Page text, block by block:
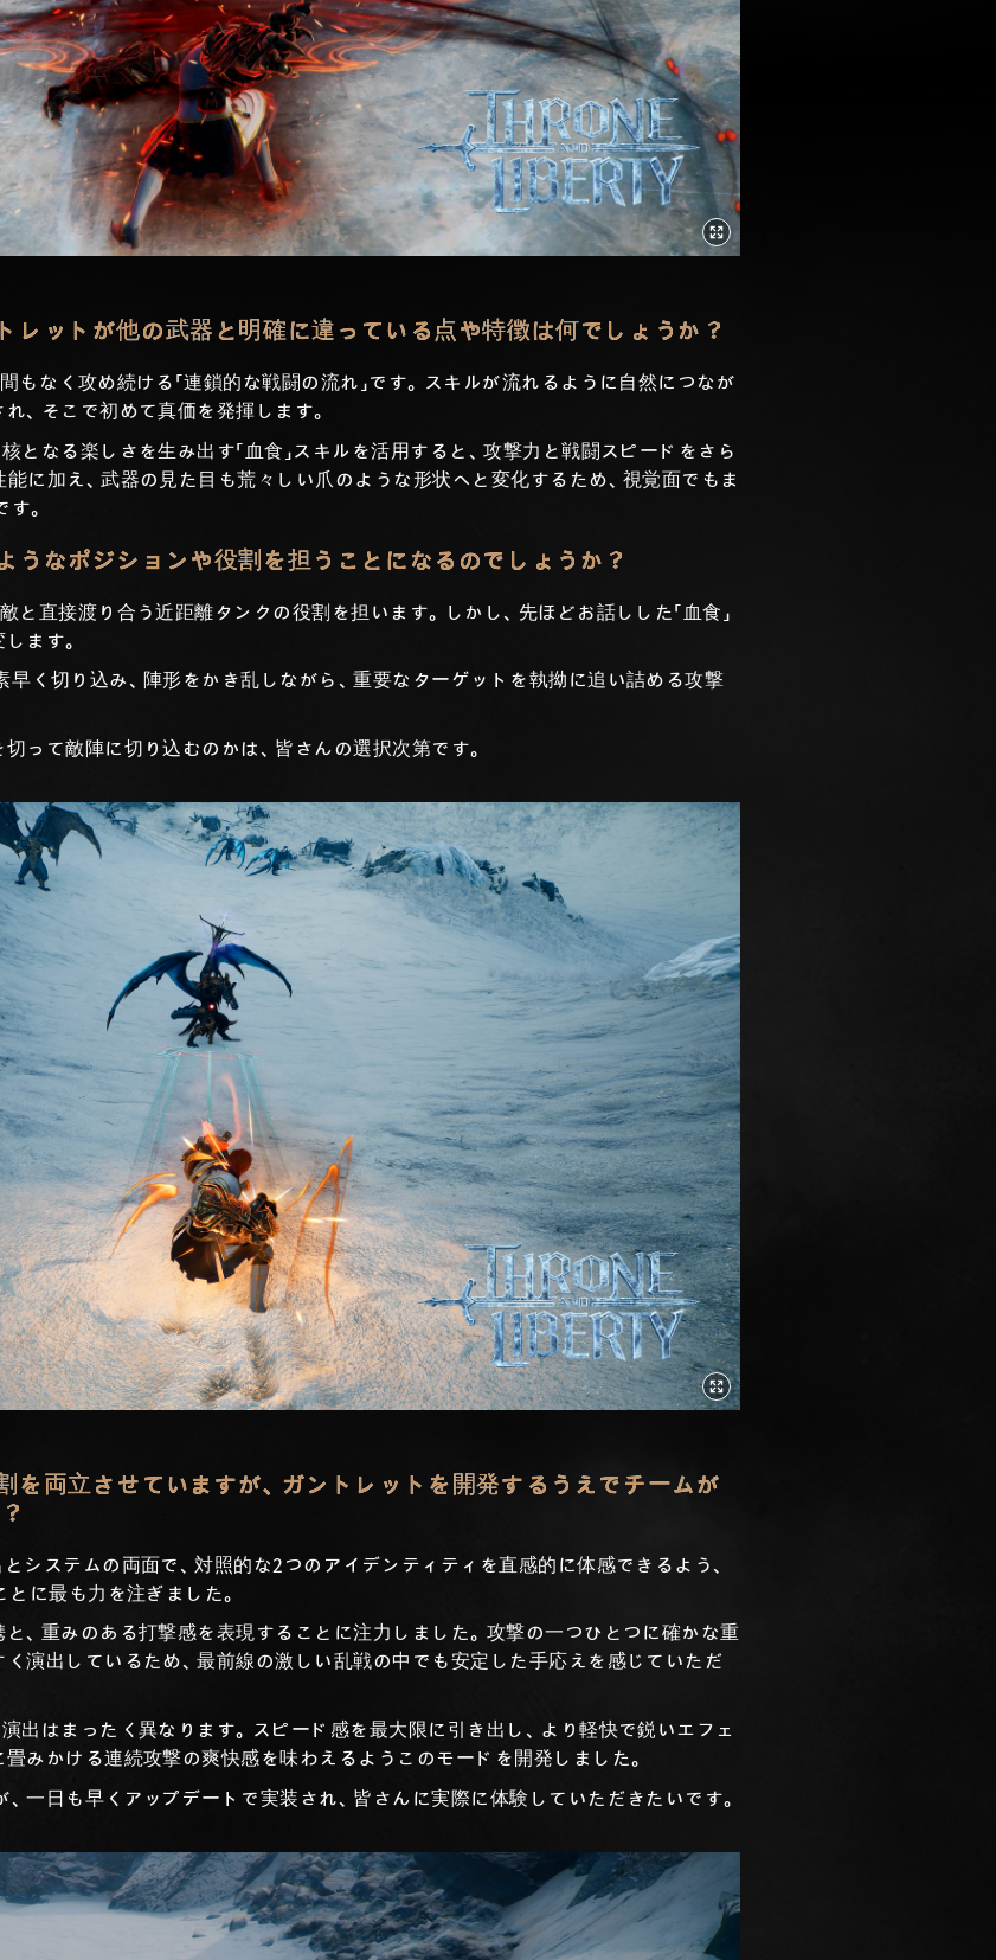
レットが他の武器と明確に違っている点や特徴は何でしょうか？
もなく攻め続ける「連鎖的な戦闘の流れ」です。スキルが流れるように自然につなが
、そこで初めて真価を発揮します。
となる楽しさを生み出す「血食」スキルを活用すると、攻撃力と戦闘スピードをさら
に加え、武器の見た目も荒々しい爪のような形状へと変化するため、視覚面でもま
。
うなポジションや役割を担うことになるのでしょうか？
と直接渡り合う近距離タンクの役割を担います。しかし、先ほどお話しした「血食」
ます。
く切り込み、陣形をかき乱しながら、重要なターゲットを執拗に追い詰める攻撃
って敵陣に切り込むのかは、皆さんの選択次第です。
を両立させていますが、ガントレットを開発するうえでチームが
システムの両面で、対照的な2つのアイデンティティを直感的に体感できるよう、
とに最も力を注ぎました。
、重みのある打撃感を表現することに注力しました。攻撃の一つひとつに確かな重
演出しているため、最前線の激しい乱戦の中でも安定した手応えを感じていただ
出はまったく異なります。スピード感を最大限に引き出し、より軽快で鋭いエフェ
みかける連続攻撃の爽快感を味わえるようこのモードを開発しました。
一日も早くアップデートで実装され、皆さんに実際に体験していただきたいです。